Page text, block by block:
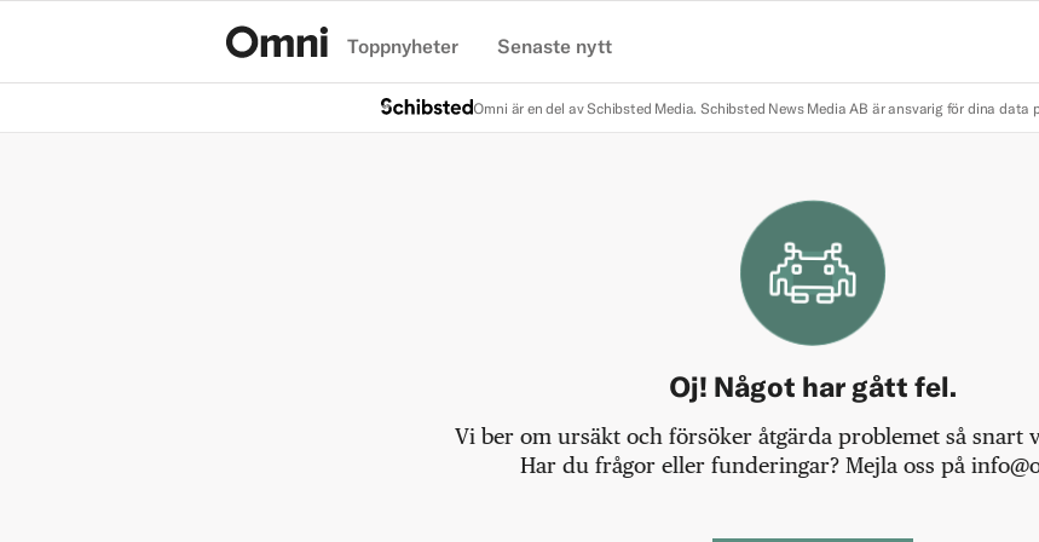
Toppnyheter Senaste nytt
Omni är en del av Schibsted Media. Schibsted News Media AB är ansvarig för dina data
Oj! Något har gått fel.
Vi ber om ursäkt och försöker åtgärda problemet så snart
Har du frågor eller funderingar? Mejla oss på